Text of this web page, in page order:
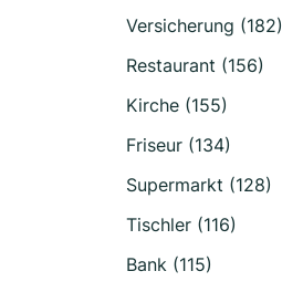
Versicherung (182)
Restaurant (156)
Kirche (155)
Friseur (134)
Supermarkt (128)
Tischler (116)
Bank (115)